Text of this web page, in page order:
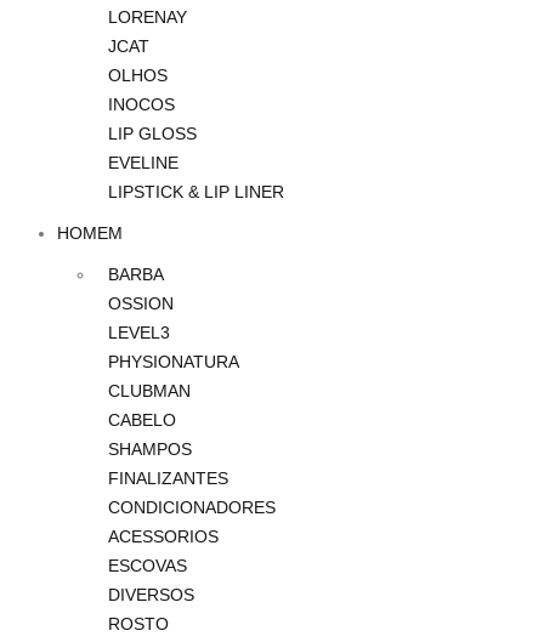
LORENAY
JCAT
OLHOS
INOCOS
LIP GLOSS
EVELINE
LIPSTICK & LIP LINER
HOMEM
BARBA
OSSION
LEVEL3
PHYSIONATURA
CLUBMAN
CABELO
SHAMPOS
FINALIZANTES
CONDICIONADORES
ACESSORIOS
ESCOVAS
DIVERSOS
ROSTO